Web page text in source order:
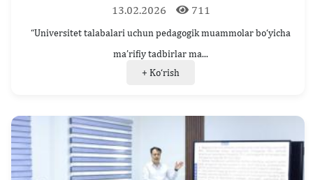
13.02.2026 711
“Universitet talabalari uchun pedagogik muammolar bo‘yicha
ma’rifiy tadbirlar ma...
+ Ko‘rish